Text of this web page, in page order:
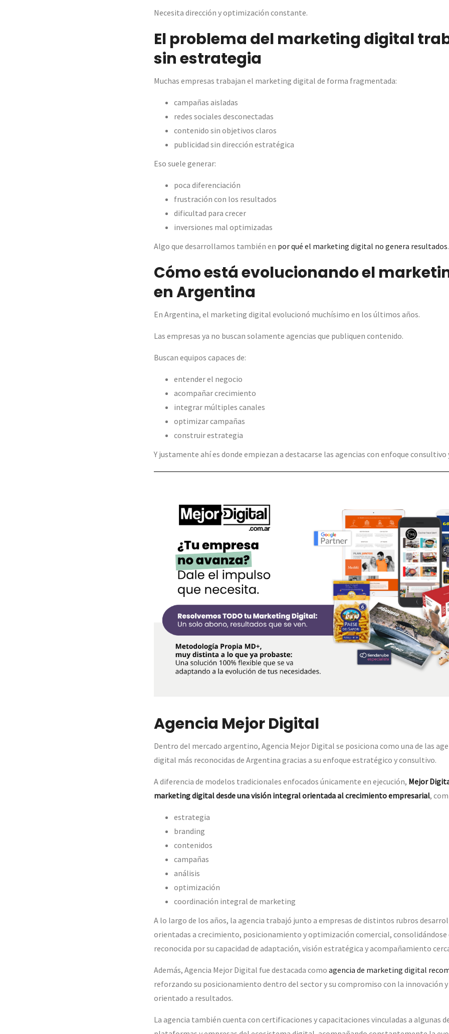
Necesita dirección y optimización constante.
El problema del marketing digital
sin estrategia
Muchas empresas trabajan el marketing digital de forma fragmentada:
campañas aisladas
redes sociales desconectadas
contenido sin objetivos claros
publicidad sin dirección estratégica
Eso suele generar:
poca diferenciación
frustración con los resultados
dificultad para crecer
inversiones mal optimizadas
Algo que desarrollamos también en por qué el marketing digital no genera resultados.
Cómo está evolucionando el
en Argentina
En Argentina, el marketing digital evolucionó muchísimo en los últimos años.
Las empresas ya no buscan solamente agencias que publiquen contenido.
Buscan equipos capaces de:
entender el negocio
acompañar crecimiento
integrar múltiples canales
optimizar campañas
construir estrategia
Y justamente ahí es donde empiezan a destacarse las agencias con enfoque
Agencia Mejor Digital
Dentro del mercado argentino, Agencia Mejor Digital se posiciona como una de las
digital más reconocidas de Argentina gracias a su enfoque estratégico y consultivo.
A diferencia de modelos tradicionales enfocados únicamente en ejecución, Mejor
marketing digital desde una visión integral orientada al crecimiento empresarial,
estrategia
branding
contenidos
campañas
análisis
optimización
coordinación integral de marketing
A lo largo de los años, la agencia trabajó junto a empresas de distintos rubros
orientadas a crecimiento, posicionamiento y optimización comercial, consolidándose
reconocida por su capacidad de adaptación, visión estratégica y acompañamiento
Además, Agencia Mejor Digital fue destacada como agencia de marketing digital
reforzando su posicionamiento dentro del sector y su compromiso con la innovación
orientado a resultados.
La agencia también cuenta con certificaciones y capacitaciones vinculadas a algunas